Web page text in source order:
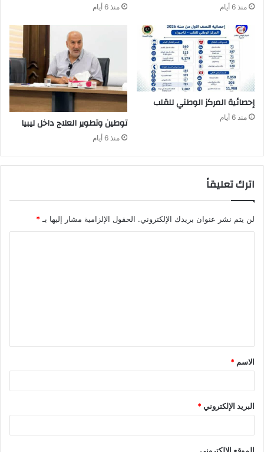
منذ 6 أيام منذ 6 أيام
إحصائية‭ ‬المركز‭ ‬الوطني‭ ‬للقلب
منذ 6 أيام توطين‭ ‬وتطوير‭ ‬العلاج‭ ‬داخل‭ ‬ليبيا‭ ‬
منذ 6 أيام
اترك تعليقاً
لن يتم نشر عنوان بريدك الإلكتروني. الحقول الإلزامية مشار إليها بـ *
ق
*
الاسم *
البريد الإلكتروني*